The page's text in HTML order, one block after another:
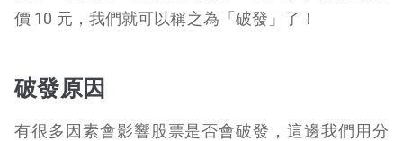
價 10 元，我們就可以稱之為「破發」了！
破發原因
有很多因素會影響股票是否會破發，這邊我們用分